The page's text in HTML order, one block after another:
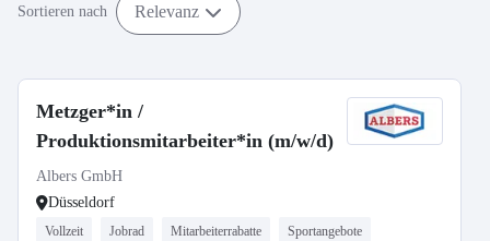
Sortieren nach Relevanz
Metzger*in /
Produktionsmitarbeiter*in (m/w/d)
Albers GmbH
Düsseldorf
Vollzeit Jobrad Mitarbeiterrabatte Sportangebote